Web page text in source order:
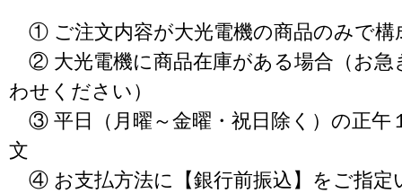
① ご注文内容が大光電機の商品のみで構
② 大光電機に商品在庫がある場合（お急
わせください）
③ 平日（月曜～金曜・祝日除く）の正午
文
④ お支払方法に【銀行前振込】をご指定